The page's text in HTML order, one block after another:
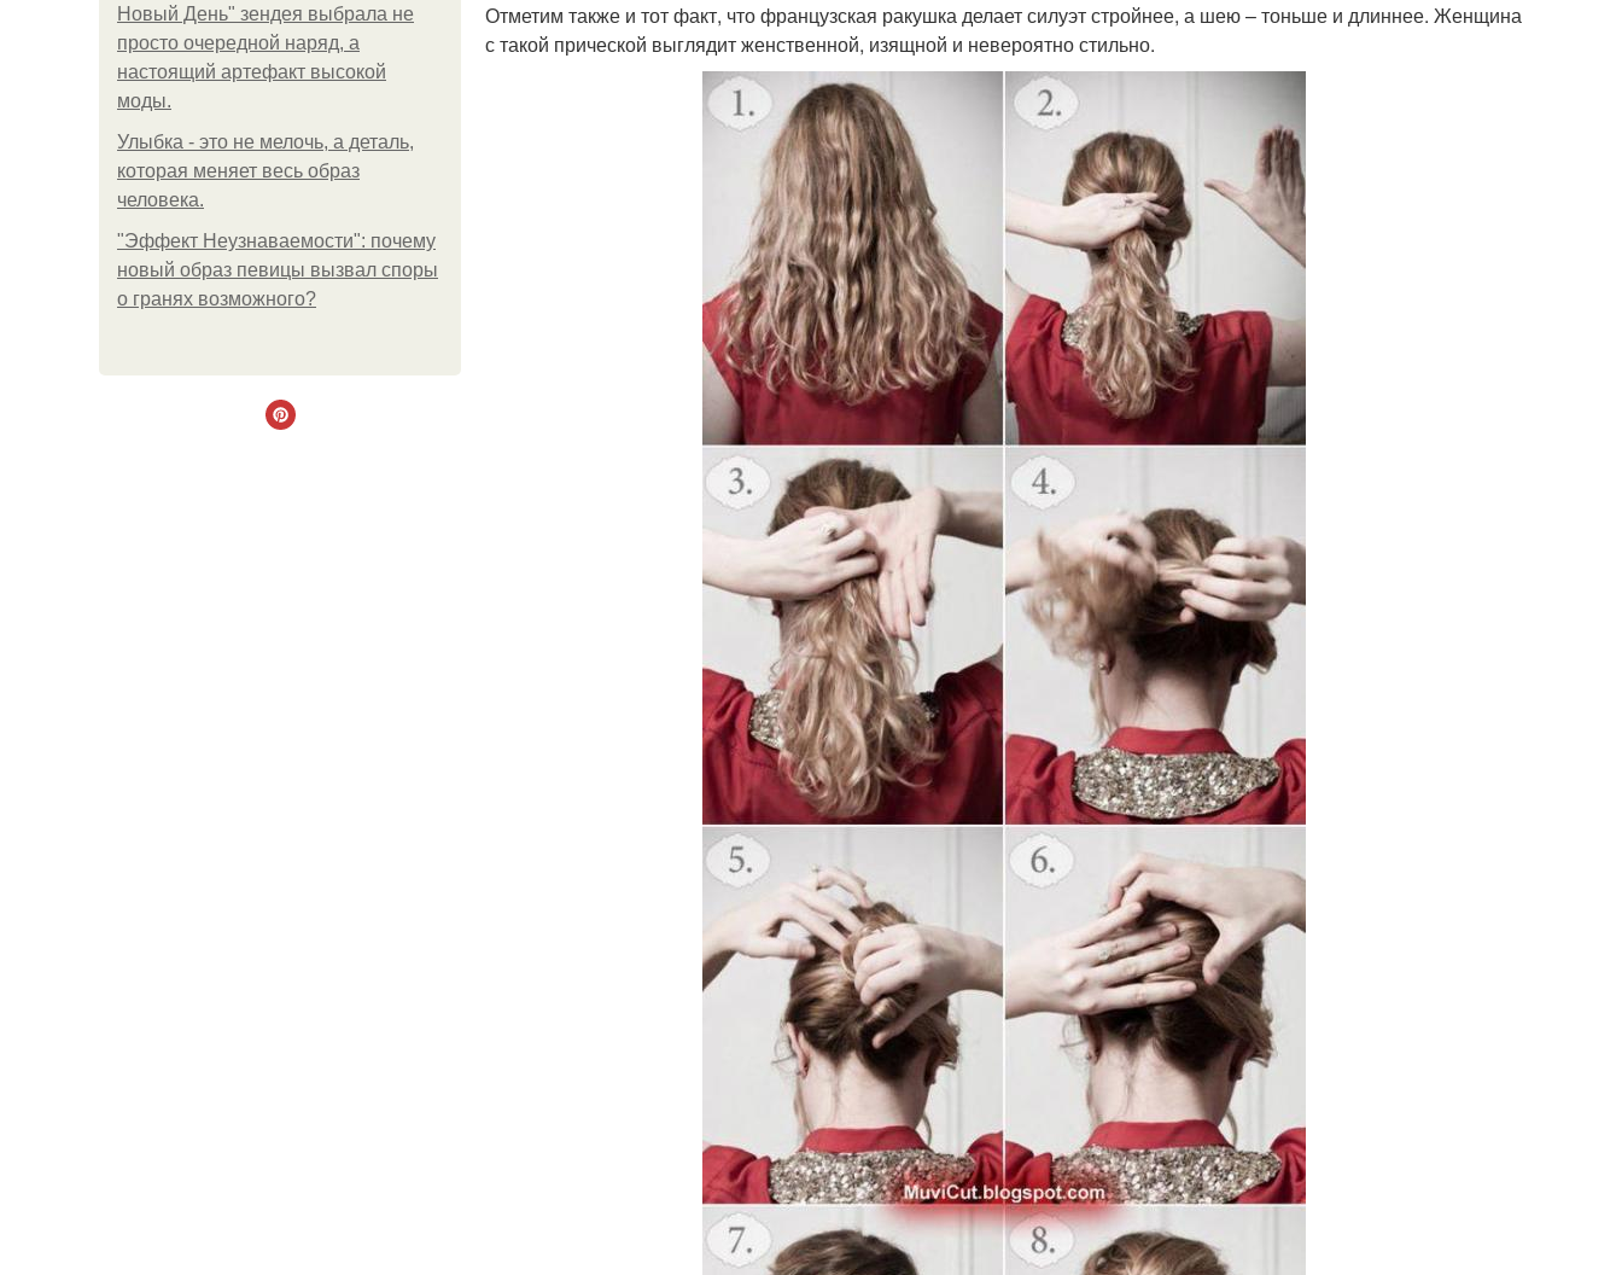
Новый День" зендея выбрала не
просто очередной наряд, а
настоящий артефакт высокой
моды.
Улыбка - это не мелочь, а деталь,
которая меняет весь образ
человека.
"Эффект Неузнаваемости": почему
новый образ певицы вызвал споры
о гранях возможного?
Отметим также и тот факт, что французская ракушка делает силуэт стройнее, а шею – тоньше и длиннее. Женщина
с такой прической выглядит женственной, изящной и невероятно стильно.